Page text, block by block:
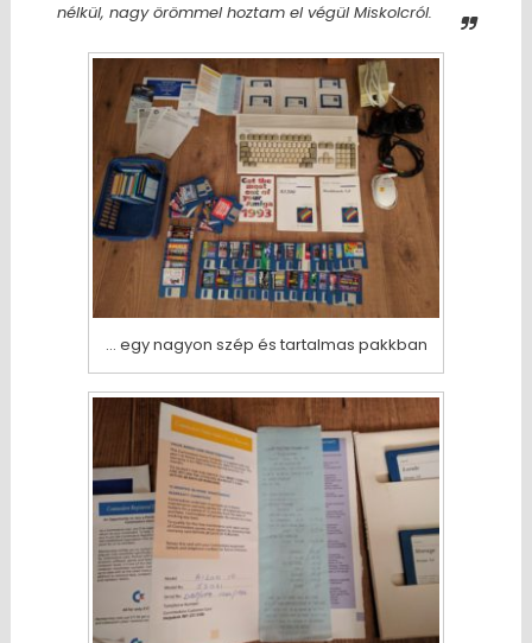
nélkül, nagy örömmel hoztam el végül Miskolcról.
… egy nagyon szép és tartalmas pakkban